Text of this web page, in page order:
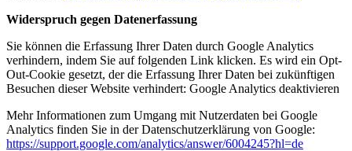
Widerspruch gegen Datenerfassung
Sie können die Erfassung Ihrer Daten durch Google Analytics
verhindern, indem Sie auf folgenden Link klicken. Es wird ein Opt-
Out-Cookie gesetzt, der die Erfassung Ihrer Daten bei zukünftigen
Besuchen dieser Website verhindert: Google Analytics deaktivieren
Mehr Informationen zum Umgang mit Nutzerdaten bei Google
Analytics finden Sie in der Datenschutzerklärung von Google:
https://support.google.com/analytics/answer/6004245?hl=de